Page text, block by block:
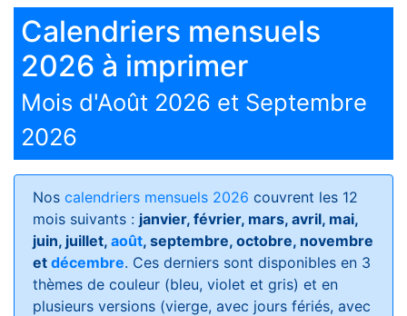
Calendriers mensuels
2026 à imprimer
Mois d'Août 2026 et Septembre
2026
Nos calendriers mensuels 2026 couvrent les 12
mois suivants : janvier, février, mars, avril, mai,
juin, juillet, août, septembre, octobre, novembre
et décembre. Ces derniers sont disponibles en 3
thèmes de couleur (bleu, violet et gris) et en
plusieurs versions (vierge, avec jours fériés, avec